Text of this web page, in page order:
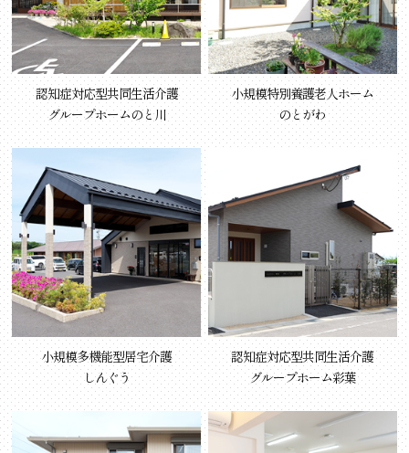
認知症対応型共同生活介護
グループホームのと川
小規模特別養護老人ホーム
のとがわ
小規模多機能型居宅介護
しんぐう
認知症対応型共同生活介護
グループホーム彩葉